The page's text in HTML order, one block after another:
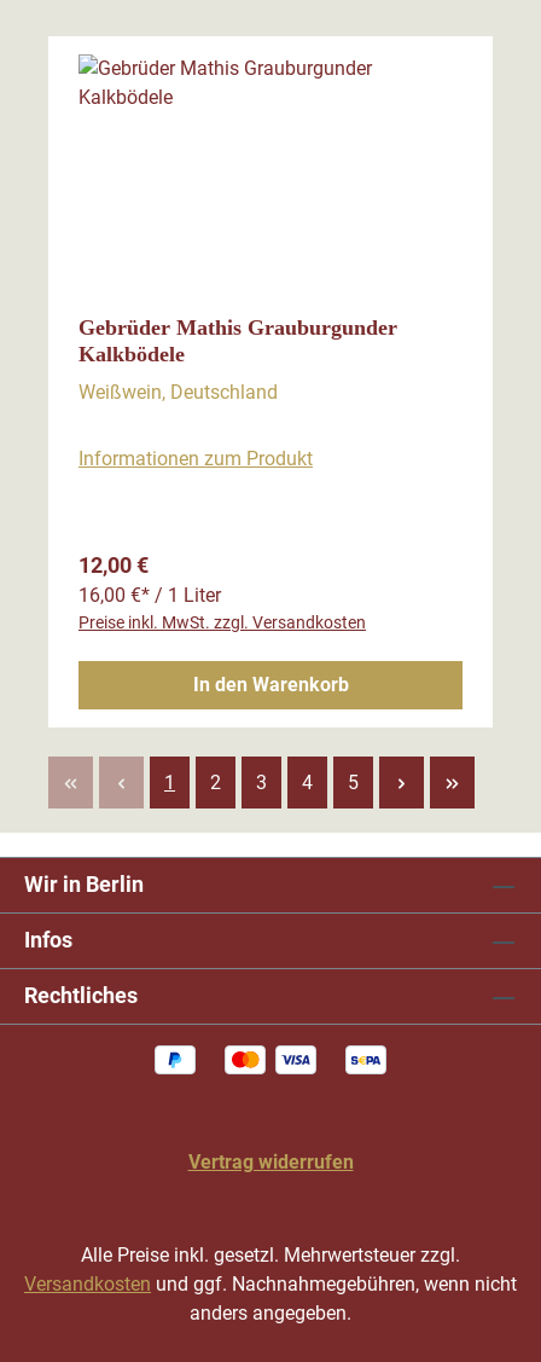
Gebrüder Mathis Grauburgunder
Kalkbödele
Weißwein, Deutschland
Informationen zum Produkt
Regulärer Preis:
12,00 €
16,00 €* / 1 Liter
Preise inkl. MwSt. zzgl. Versandkosten
In den Warenkorb
Seite
1 Seite
2 Seite
3 Seite
4 Seite
5
Wir in Berlin
Infos
Rechtliches
Vertrag widerrufen
Alle Preise inkl. gesetzl. Mehrwertsteuer zzgl.
Versandkosten und ggf. Nachnahmegebühren, wenn nicht
anders angegeben.